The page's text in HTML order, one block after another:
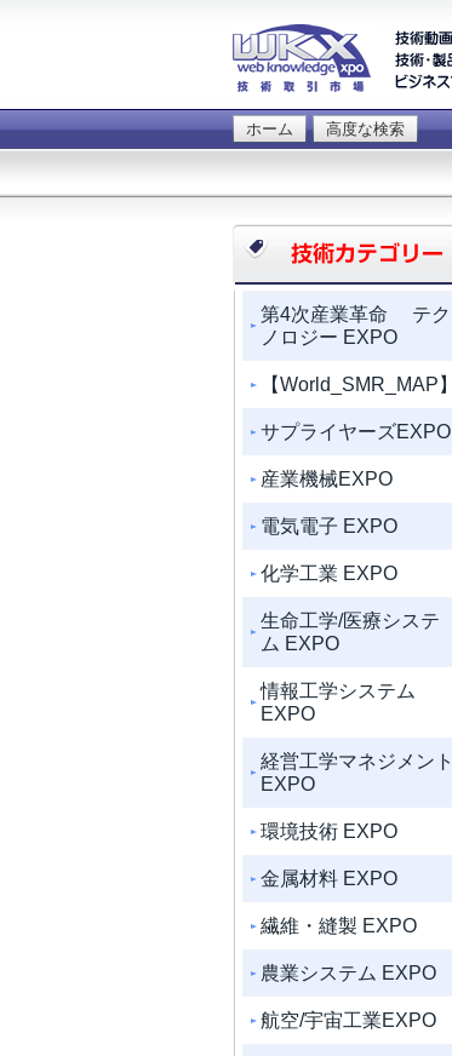
ホーム 高度な検索
第4次産業革命 テク
ノロジー EXPO
【World_SMR_MAP】
サプライヤーズEXPO
産業機械EXPO
電気電子 EXPO
化学工業 EXPO
生命工学/医療システ
ム EXPO
情報工学システム
EXPO
経営工学マネジメント
EXPO
環境技術 EXPO
金属材料 EXPO
繊維・縫製 EXPO
農業システム EXPO
航空/宇宙工業EXPO